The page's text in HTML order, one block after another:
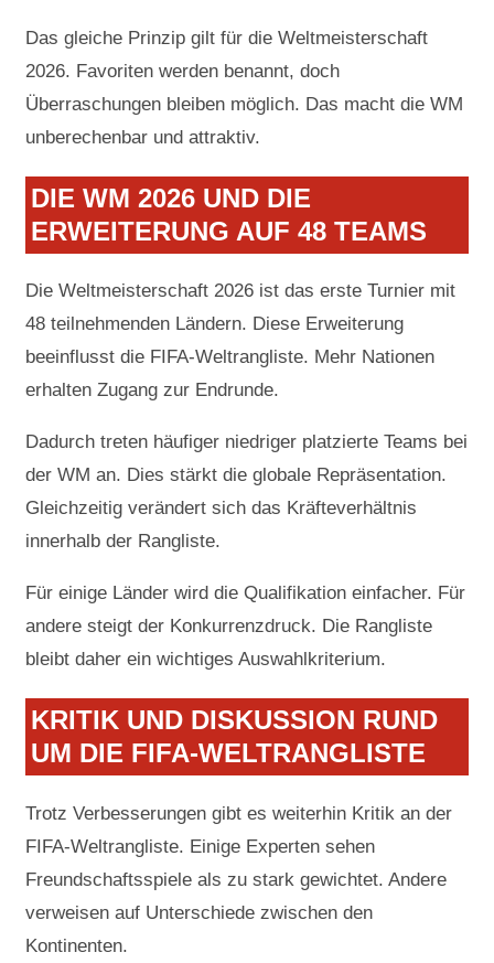
Das gleiche Prinzip gilt für die Weltmeisterschaft
2026. Favoriten werden benannt, doch
Überraschungen bleiben möglich. Das macht die WM
unberechenbar und attraktiv.
DIE WM 2026 UND DIE
ERWEITERUNG AUF 48 TEAMS
Die Weltmeisterschaft 2026 ist das erste Turnier mit
48 teilnehmenden Ländern. Diese Erweiterung
beeinflusst die FIFA-Weltrangliste. Mehr Nationen
erhalten Zugang zur Endrunde.
Dadurch treten häufiger niedriger platzierte Teams bei
der WM an. Dies stärkt die globale Repräsentation.
Gleichzeitig verändert sich das Kräfteverhältnis
innerhalb der Rangliste.
Für einige Länder wird die Qualifikation einfacher. Für
andere steigt der Konkurrenzdruck. Die Rangliste
bleibt daher ein wichtiges Auswahlkriterium.
KRITIK UND DISKUSSION RUND
UM DIE FIFA-WELTRANGLISTE
Trotz Verbesserungen gibt es weiterhin Kritik an der
FIFA-Weltrangliste. Einige Experten sehen
Freundschaftsspiele als zu stark gewichtet. Andere
verweisen auf Unterschiede zwischen den
Kontinenten.